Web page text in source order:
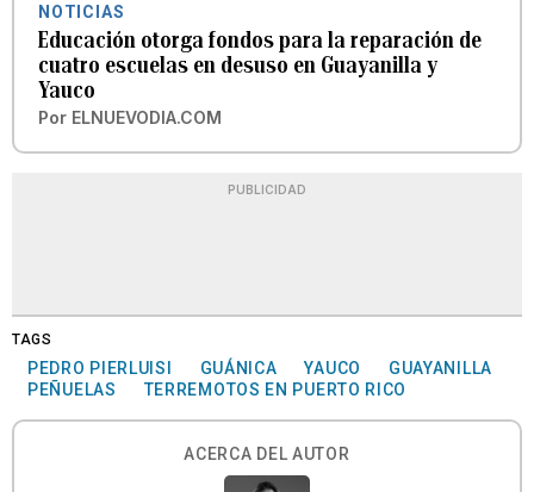
NOTICIAS
Educación otorga fondos para la reparación de
cuatro escuelas en desuso en Guayanilla y
Yauco
Por ELNUEVODIA.COM
PUBLICIDAD
TAGS
PEDRO PIERLUISI GUÁNICA YAUCO
GUAYANILLA
PEÑUELAS
TERREMOTOS EN PUERTO RICO
ACERCA DEL AUTOR